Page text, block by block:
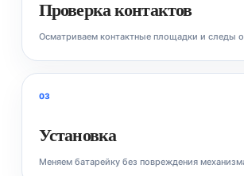
Проверка контактов
Осматриваем контактные площадки и следы
03
Установка
Меняем батарейку без повреждения